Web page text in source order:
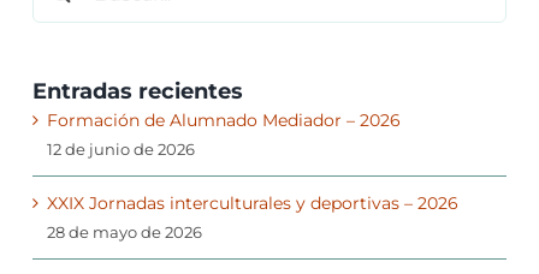
Entradas recientes
Formación de Alumnado Mediador – 2026
12 de junio de 2026
XXIX Jornadas interculturales y deportivas – 2026
28 de mayo de 2026